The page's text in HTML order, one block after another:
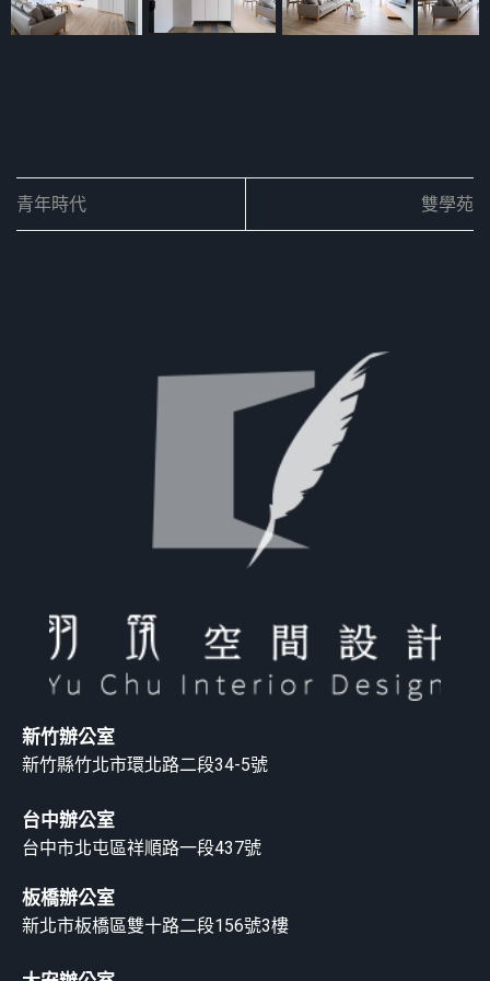
青年時代 雙學苑
新竹辦公室
新竹縣竹北市環北路二段34-5號
台中辦公室
台中市北屯區祥順路一段437號
板橋辦公室
新北市板橋區雙十路二段156號3樓